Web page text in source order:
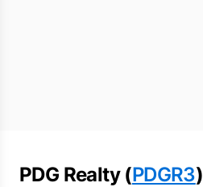
PDG Realty (PDGR3)